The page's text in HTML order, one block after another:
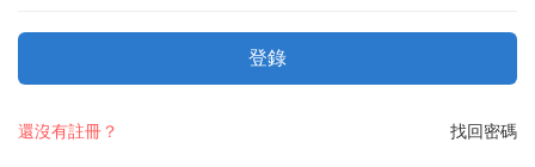
登錄
找回密碼
還沒有註冊？